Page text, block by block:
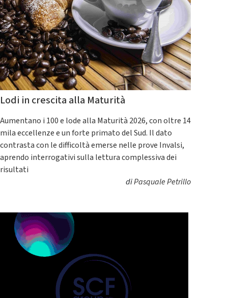
Lodi in crescita alla Maturità
Aumentano i 100 e lode alla Maturità 2026, con oltre 14
mila eccellenze e un forte primato del Sud. Il dato
contrasta con le difficoltà emerse nelle prove Invalsi,
aprendo interrogativi sulla lettura complessiva dei
risultati
diPasquale Petrillo